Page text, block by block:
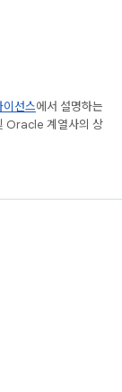
이선스에서 설명하는
Oracle 계열사의 상